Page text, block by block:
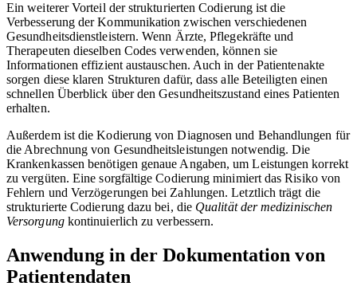
Ein weiterer Vorteil der strukturierten Codierung ist die
Verbesserung der Kommunikation zwischen verschiedenen
Gesundheitsdienstleistern. Wenn Ärzte, Pflegekräfte und
Therapeuten dieselben Codes verwenden, können sie
Informationen effizient austauschen. Auch in der Patientenakte
sorgen diese klaren Strukturen dafür, dass alle Beteiligten einen
schnellen Überblick über den Gesundheitszustand eines Patienten
erhalten.
Außerdem ist die Kodierung von Diagnosen und Behandlungen für
die Abrechnung von Gesundheitsleistungen notwendig. Die
Krankenkassen benötigen genaue Angaben, um Leistungen korrekt
zu vergüten. Eine sorgfältige Codierung minimiert das Risiko von
Fehlern und Verzögerungen bei Zahlungen. Letztlich trägt die
strukturierte Codierung dazu bei, die Qualität der medizinischen
Versorgungkontinuierlich zu verbessern.
Anwendung in der Dokumentation von
Patientendaten